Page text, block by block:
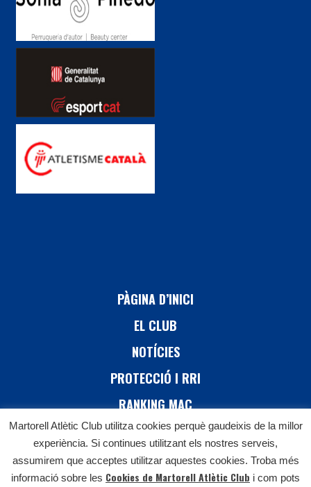
PÀGINA D’INICI
EL CLUB
NOTÍCIES
PROTECCIÓ I RRI
RANKING MAC
26 CURSA DE MARTORELL
CONTACTE
Martorell Atlètic Club utilitza cookies perquè gaudeixis de la millor
experiència. Si continues utilitzant els nostres serveis,
assumirem que acceptes utilitzar aquestes cookies. Troba més
informació sobre les Cookies de Martorell Atlètic Club i com pots